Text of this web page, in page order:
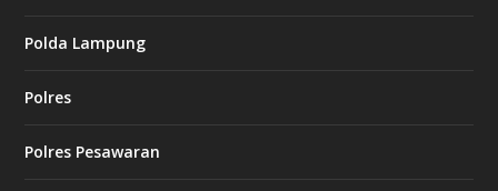
Polda Lampung
Polres
Polres Pesawaran